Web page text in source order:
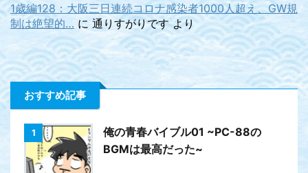
1歳編128：大阪三日連続コロナ感染者1000人超え、GW規
制は絶望的… に 通りすがりですより
おすすめ記事
1
俺の青春バイブル01 ~PC-88の
BGMは最高だった~